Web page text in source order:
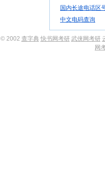
国内长途电话区
中文电码查询
© 2002 查字典 快书网考研 武侠网考研
网